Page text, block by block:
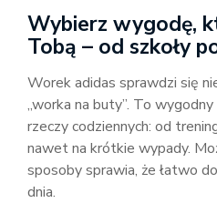
Wybierz wygodę,
Tobą – od szkoły
Worek adidas sprawdzi się
„worka na buty”. To
rzeczy codziennych: od
nawet na krótkie wypady.
sposoby sprawia, że łatwo
dnia.